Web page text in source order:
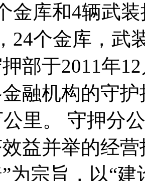
金库和4辆武
24个金库，武
部于2011年
融机构的守
公里。 守押分
益并举的经
为宗旨，以“